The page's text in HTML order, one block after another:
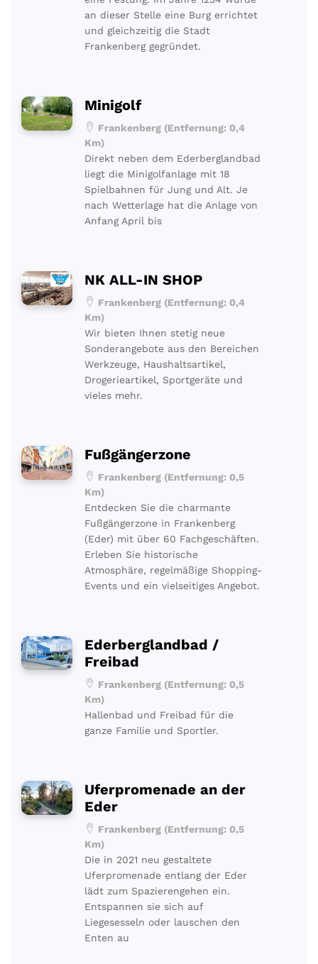
an dieser Stelle eine Burg errichtet
und gleichzeitig die Stadt
Frankenberg gegründet.
Minigolf
Frankenberg (Entfernung: 0,4
Km)
Direkt neben dem Ederberglandbad
liegt die Minigolfanlage mit 18
Spielbahnen für Jung und Alt. Je
nach Wetterlage hat die Anlage von
Anfang April bis
NK ALL-IN SHOP
Frankenberg (Entfernung: 0,4
Km)
Wir bieten Ihnen stetig neue
Sonderangebote aus den Bereichen
Werkzeuge, Haushaltsartikel,
Drogerieartikel, Sportgeräte und
vieles mehr.
Fußgängerzone
Frankenberg (Entfernung: 0,5
Km)
Entdecken Sie die charmante
Fußgängerzone in Frankenberg
(Eder) mit über 60 Fachgeschäften.
Erleben Sie historische
Atmosphäre, regelmäßige Shopping-
Events und ein vielseitiges Angebot.
Ederberglandbad /
Freibad
Frankenberg (Entfernung: 0,5
Km)
Hallenbad und Freibad für die
ganze Familie und Sportler.
Uferpromenade an der
Eder
Frankenberg (Entfernung: 0,5
Km)
Die in 2021 neu gestaltete
Uferpromenade entlang der Eder
lädt zum Spazierengehen ein.
Entspannen sie sich auf
Liegesesseln oder lauschen den
Enten au